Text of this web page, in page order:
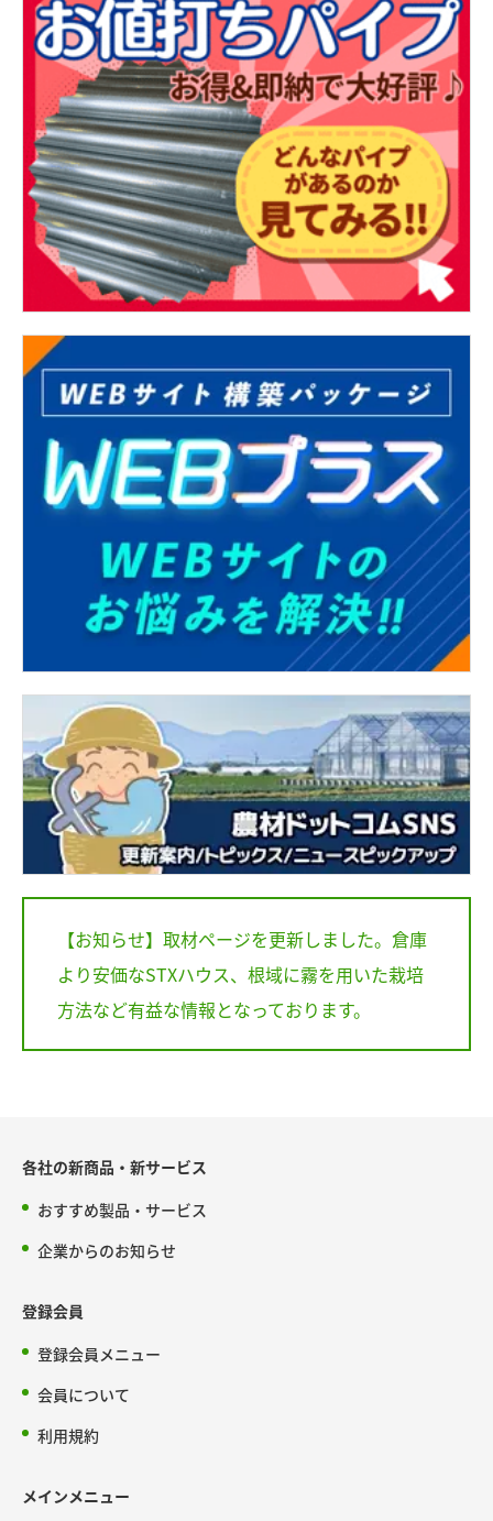
【お知らせ】取材ページを更新しました。倉庫
より安価なSTXハウス、根域に霧を用いた栽培
方法など有益な情報となっております。
各社の新商品・新サービス
おすすめ製品・サービス
企業からのお知らせ
登録会員
登録会員メニュー
会員について
利用規約
メインメニュー